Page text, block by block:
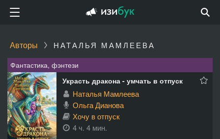
Авторы НАТАЛЬЯ МАМЛЕЕВА
Фантастика, фэнтези
Украсть дракона - умчать в отпуск
Наталья Мамлеева
Ольга Дианова
Хочу в отпуск
4 ч. 4 мин.